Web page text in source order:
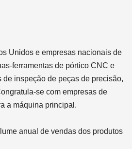
Unidos e empresas nacionais de
ferramentas de pórtico CNC e
inspeção de peças de precisão,
se com empresas de
a máquina principal.
anual de vendas dos produtos